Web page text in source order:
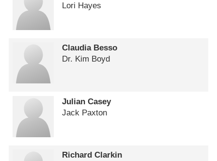
Lori Hayes
Claudia Besso
Dr. Kim Boyd
Julian Casey
Jack Paxton
Richard Clarkin